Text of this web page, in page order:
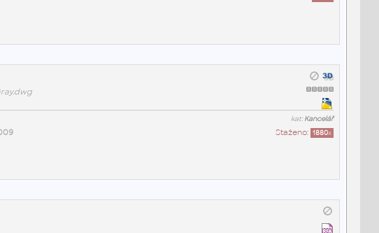
kat:Kancelář
Staženo: 1880x